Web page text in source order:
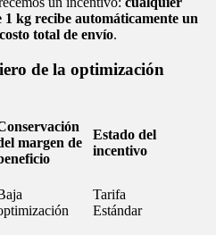
kg recibe automáticamente un
total de envío.
de la optimización
margen de
Estado del
incentivo
Tarifa
Estándar